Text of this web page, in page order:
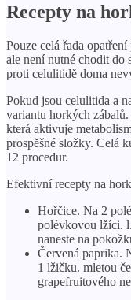
Recepty na
Pouze celá řada
ale není nutné chodit do
proti celulitidě doma
Pokud jsou celulitida a
variantu horkých
která aktivuje
prospěšné složky. Celá
12 procedur.
Efektivní recepty na
Hořčice. Na 2
polévkovou lžíci.
naneste na
Červená paprika.
1 lžičku. mletou
grapefruitového